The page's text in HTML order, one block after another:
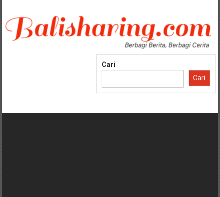
konten
Cari
Cari